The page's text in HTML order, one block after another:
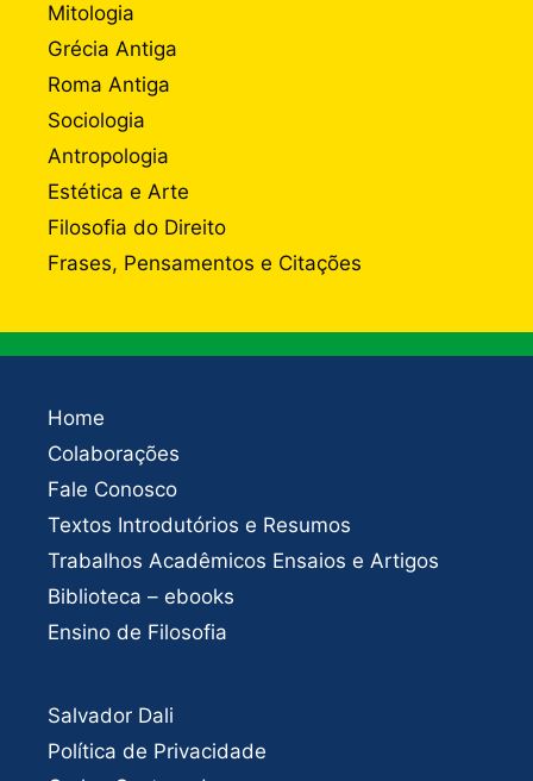
Mitologia
Grécia Antiga
Roma Antiga
Sociologia
Antropologia
Estética e Arte
Filosofia do Direito
Frases, Pensamentos e Citações
Home
Colaborações
Fale Conosco
Textos Introdutórios e Resumos
Trabalhos Acadêmicos Ensaios e Artigos
Biblioteca – ebooks
Ensino de Filosofia
Salvador Dali
Política de Privacidade